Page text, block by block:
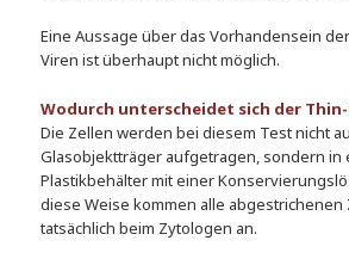
Eine Aussage über das Vorhandensein
Viren ist überhaupt nicht möglich.
Wodurch unterscheidet sich der Thin-
Die Zellen werden bei diesem Test nicht
Glasobjektträger aufgetragen, sondern in
Plastikbehälter mit einer
diese Weise kommen alle abgestrichenen
tatsächlich beim Zytologen an.